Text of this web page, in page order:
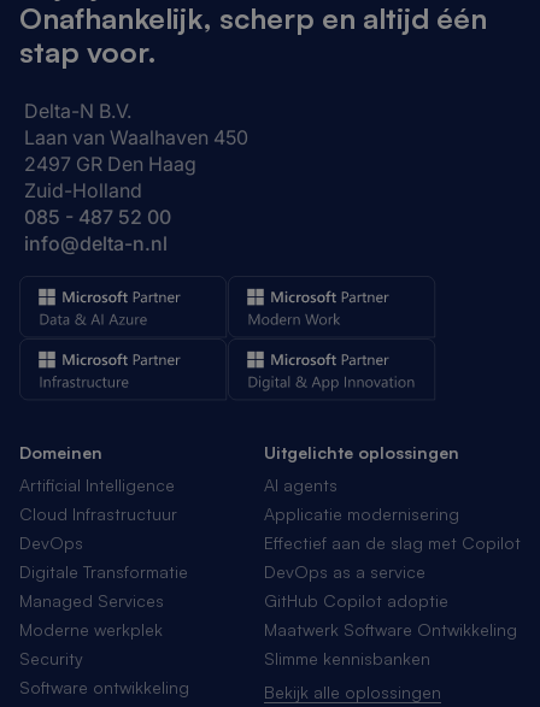
Onafhankelijk, scherp en altijd één
stap voor.
Delta-N B.V.
Laan van Waalhaven 450
2497 GR Den Haag
Zuid-Holland
085 - 487 52 00
info@delta-n.nl
Domeinen
Artificial Intelligence
Cloud Infrastructuur
DevOps
Digitale Transformatie
Managed Services
Moderne werkplek
Security
Software ontwikkeling
Uitgelichte oplossingen
AI agents
Applicatie modernisering
Effectief aan de slag met Copilot
DevOps as a service
GitHub Copilot adoptie
Maatwerk Software Ontwikkeling
Slimme kennisbanken
Bekijk alle oplossingen